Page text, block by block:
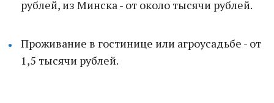
рублей, из Минска - от около тысячи рублей.
Проживание в гостинице или агроусадьбе - от
1,5 тысячи рублей.